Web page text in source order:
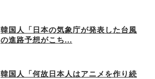
韓国人「日本の気象庁が発表した台風
の進路予想がこち...
韓国人「何故日本人はアニメを作り続